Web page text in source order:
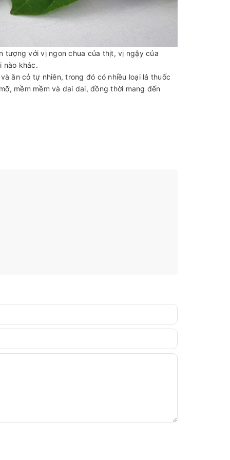
tượng với vị ngon chua của thịt, vị ngậy của
nào khác.
ăn cỏ tự nhiên, trong đó có nhiều loại lá thuốc
mềm mềm và dai dai, đồng thời mang đến